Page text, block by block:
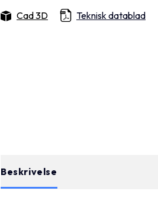
Cad 3D Teknisk datablad
Beskrivelse